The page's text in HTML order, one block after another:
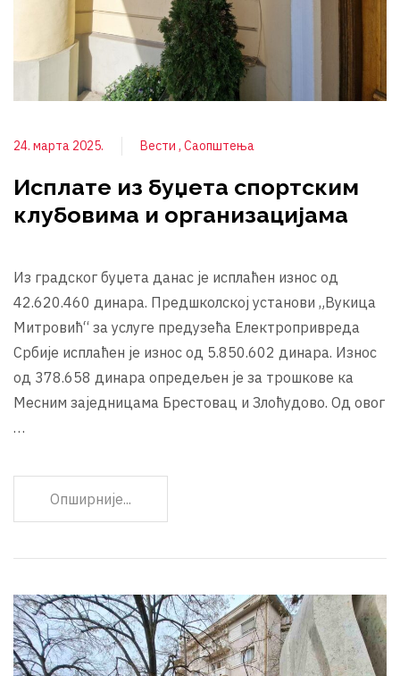
24. марта 2025. Вести Саопштења
Исплате из буџета спортским
клубовима и организацијама
Из градског буџета данас је исплаћен износ од
42.620.460 динара. Предшколској установи „Вукица
Митровић“ за услуге предузећа Електропривреда
Србије исплаћен је износ од 5.850.602 динара. Износ
од 378.658 динара опредељен је за трошкове ка
Месним заједницама Брестовац и Злоћудово. Од овог
…
Опширније...